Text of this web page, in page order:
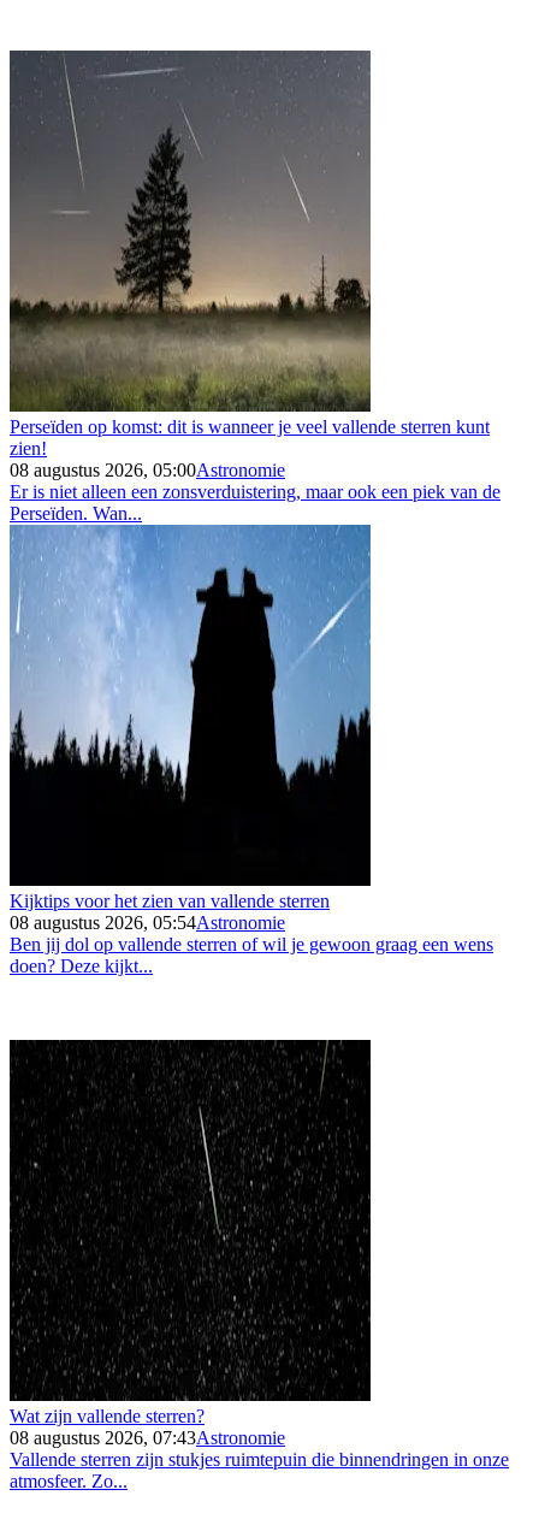
Perseïden op komst: dit is wanneer je veel vallende sterren kunt
zien!
08 augustus 2026, 05:00Astronomie
Er is niet alleen een zonsverduistering, maar ook een piek van de
Perseïden. Wan...
Kijktips voor het zien van vallende sterren
08 augustus 2026, 05:54Astronomie
Ben jij dol op vallende sterren of wil je gewoon graag een wens
doen? Deze kijkt...
Wat zijn vallende sterren?
08 augustus 2026, 07:43Astronomie
Vallende sterren zijn stukjes ruimtepuin die binnendringen in onze
atmosfeer. Zo...